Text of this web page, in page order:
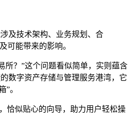
及技术架构、业务规划、合
可能带来的影响。
所？”这个问题看似简单，实则蕴含
数字资产存储与管理服务港湾，它
。
恰似贴心的向导，助力用户轻松操